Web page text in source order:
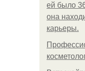
ей было
она
карьеры.